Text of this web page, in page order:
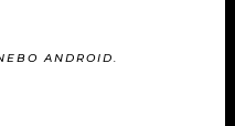
ANDROID.